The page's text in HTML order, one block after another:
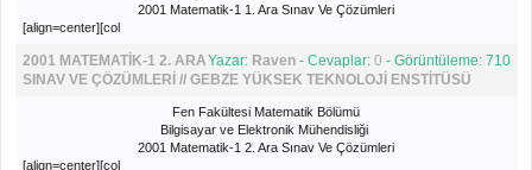
2001 Matematik-1 1. Ara Sınav Ve Çözümleri
[align=center][col
Yazar: Raven- Cevaplar: 0 - Görüntüleme: 710
2001 MATEMATİK-1 2. ARA
SINAV VE ÇÖZÜMLERİ // GEBZE YÜKSEK TEKNOLOJİ ENSTİTÜSÜ
Fen Fakültesi Matematik Bölümü
Bilgisayar ve Elektronik Mühendisliği
2001 Matematik-1 2. Ara Sınav Ve Çözümleri
[align=center][col